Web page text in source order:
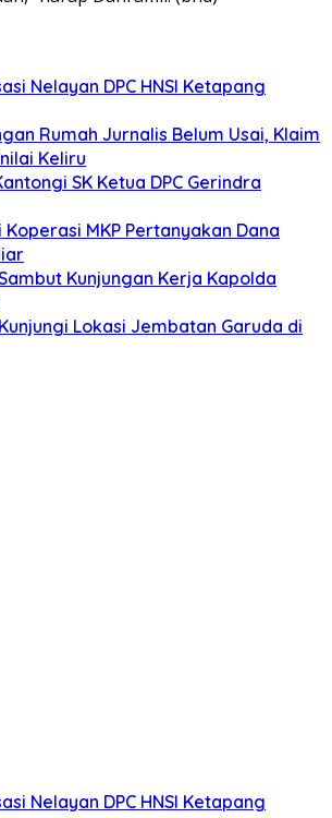
Nelayan DPC HNSI Ketapang
Rumah Jurnalis Belum Usai, Klaim
Keliru
SK Ketua DPC Gerindra
MKP Pertanyakan Dana
Kunjungan Kerja Kapolda
Lokasi Jembatan Garuda di
Nelayan DPC HNSI Ketapang